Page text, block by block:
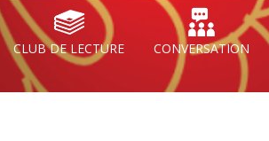
CLUB DE LECTURE CONVERSATION